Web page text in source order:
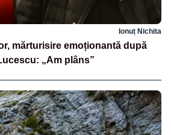
Ionuț Nichita
mărturisire emoționantă după
„Am plâns”